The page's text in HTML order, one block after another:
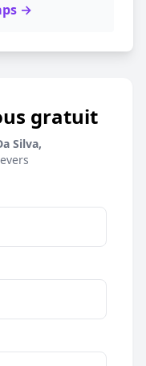
→
gratuit
Silva,